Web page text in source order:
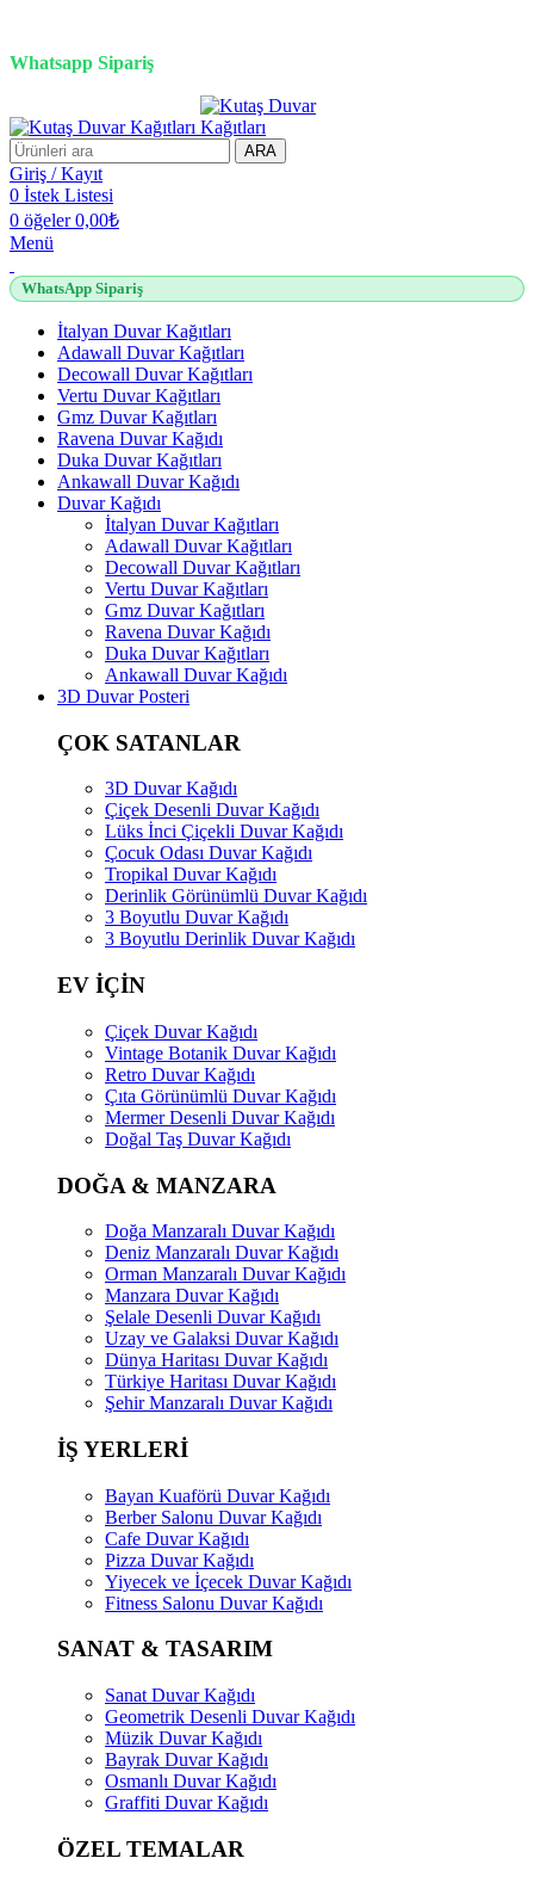
Whatsapp Sipariş
ARA
Giriş / Kayıt
0 İstek Listesi
0 öğeler 0,00₺
Menü
WhatsApp Sipariş
İtalyan Duvar Kağıtları
Adawall Duvar Kağıtları
Decowall Duvar Kağıtları
Vertu Duvar Kağıtları
Gmz Duvar Kağıtları
Ravena Duvar Kağıdı
Duka Duvar Kağıtları
Ankawall Duvar Kağıdı
Duvar Kağıdı
İtalyan Duvar Kağıtları
Adawall Duvar Kağıtları
Decowall Duvar Kağıtları
Vertu Duvar Kağıtları
Gmz Duvar Kağıtları
Ravena Duvar Kağıdı
Duka Duvar Kağıtları
Ankawall Duvar Kağıdı
3D Duvar Posteri
ÇOK SATANLAR
3D Duvar Kağıdı
Çiçek Desenli Duvar Kağıdı
Lüks İnci Çiçekli Duvar Kağıdı
Çocuk Odası Duvar Kağıdı
Tropikal Duvar Kağıdı
Derinlik Görünümlü Duvar Kağıdı
3 Boyutlu Duvar Kağıdı
3 Boyutlu Derinlik Duvar Kağıdı
EV İÇİN
Çiçek Duvar Kağıdı
Vintage Botanik Duvar Kağıdı
Retro Duvar Kağıdı
Çıta Görünümlü Duvar Kağıdı
Mermer Desenli Duvar Kağıdı
Doğal Taş Duvar Kağıdı
DOĞA & MANZARA
Doğa Manzaralı Duvar Kağıdı
Deniz Manzaralı Duvar Kağıdı
Orman Manzaralı Duvar Kağıdı
Manzara Duvar Kağıdı
Şelale Desenli Duvar Kağıdı
Uzay ve Galaksi Duvar Kağıdı
Dünya Haritası Duvar Kağıdı
Türkiye Haritası Duvar Kağıdı
Şehir Manzaralı Duvar Kağıdı
İŞ YERLERİ
Bayan Kuaförü Duvar Kağıdı
Berber Salonu Duvar Kağıdı
Cafe Duvar Kağıdı
Pizza Duvar Kağıdı
Yiyecek ve İçecek Duvar Kağıdı
Fitness Salonu Duvar Kağıdı
SANAT & TASARIM
Sanat Duvar Kağıdı
Geometrik Desenli Duvar Kağıdı
Müzik Duvar Kağıdı
Bayrak Duvar Kağıdı
Osmanlı Duvar Kağıdı
Graffiti Duvar Kağıdı
ÖZEL TEMALAR